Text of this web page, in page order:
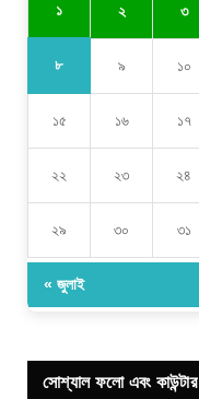
১ ২ ৩
৮ ৯ ১০
১৫ ১৬ ১৭
২২ ২৩ ২৪
২৯ ৩০ ৩১
« জুলাই
সোশ্যাল ফলো এবং কাউন্টার